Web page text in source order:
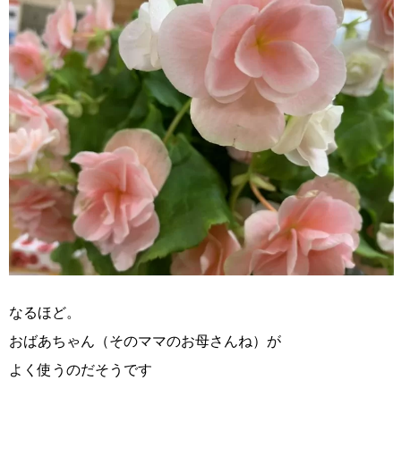
なるほど。
おばあちゃん（そのママのお母さんね）が
よく使うのだそうです